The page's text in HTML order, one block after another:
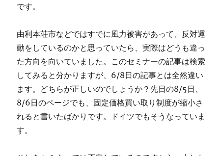
です。
由利本荘市などではすでに風力被害があって、反対運
動をしているのかと思っていたら、実際はどうも違っ
た方向を向いていました。このセミナーの記事は検索
してみると分かりますが、6/8日の記事とは全然違い
ます。どちらが正しいのでしょうか？先日の8/5日、
8/6日のページでも、固定価格買い取り制度が縮小さ
れると書いたばかりです。ドイツでもそうなっていま
す。